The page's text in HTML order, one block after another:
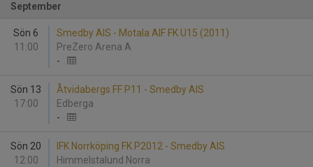
September
Sön 6
11:00
Smedby AIS - Motala AIF FK U15 (2011)
PreZero Arena A
-
Sön 13
17:00
Åtvidabergs FF P11 - Smedby AIS
Edberga
-
Sön 20
12:00
IFK Norrköping FK P2012 - Smedby AIS
Himmelstalund Norra